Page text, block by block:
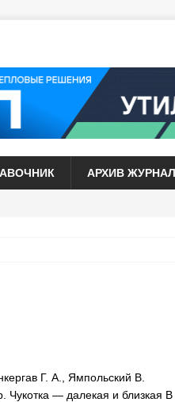
АРХИВ
Г. А., Ямпольский В.
Чукотка — далекая и близкая В